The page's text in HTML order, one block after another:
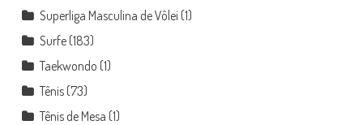
Superliga Masculina de Vôlei (1)
Surfe(183)
Taekwondo (1)
Tênis(73)
Tênis de Mesa (1)